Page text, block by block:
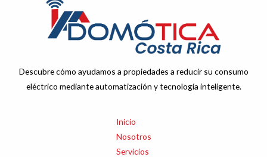
Descubre cómo ayudamos a propiedades a reducir su consumo
eléctrico mediante automatización y tecnología inteligente.
Inicio
Nosotros
Servicios